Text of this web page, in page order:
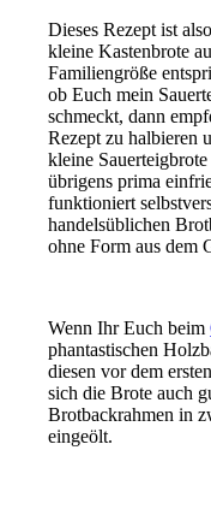
Dieses Rezept ist
kleine Kastenbrote
Familiengröße
ob Euch mein
schmeckt, dann
Rezept zu halbieren
kleine
übrigens prima
funktioniert
handelsüblichen
ohne Form aus dem
Wenn Ihr Euch beim
phantastischen
diesen vor dem
sich die Brote auch
Brotbackrahmen in
eingeölt.